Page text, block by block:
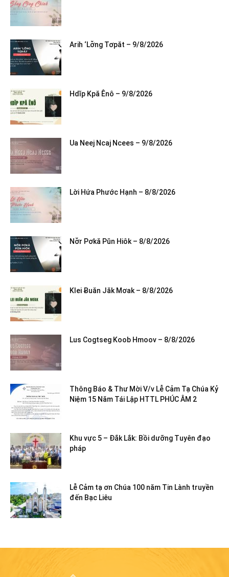
Arih ‘Lơ̆ng Tơpăt – 9/8/2026
Hdĭp Kpă Ênô – 9/8/2026
Ua Neej Ncaj Ncees – 9/8/2026
Lời Hứa Phước Hạnh – 8/8/2026
Nơ̆r Pơkă Pŭn Hiôk – 8/8/2026
Klei Ƀuăn Jăk Mơak – 8/8/2026
Lus Cogtseg Koob Hmoov – 8/8/2026
Thông Báo & Thư Mời V/v Lễ Cảm Tạ Chúa Kỷ
Niệm 15 Năm Tái Lập HTTL PHÚC ÂM 2
Khu vực 5 – Đắk Lắk: Bồi dưỡng Tuyên đạo
pháp
Lễ Cảm tạ ơn Chúa 100 năm Tin Lành truyền
đến Bạc Liêu